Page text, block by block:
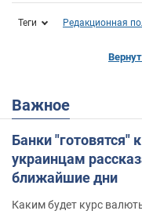
Теги Редакционная
Важное
Банки "готовятся"
украинцам
ближайшие дни
Каким будет курс